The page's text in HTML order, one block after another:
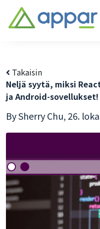
Takaisin
Neljä syytä, miksi
ja Android-sovellukset!
By Sherry Chu, 26.